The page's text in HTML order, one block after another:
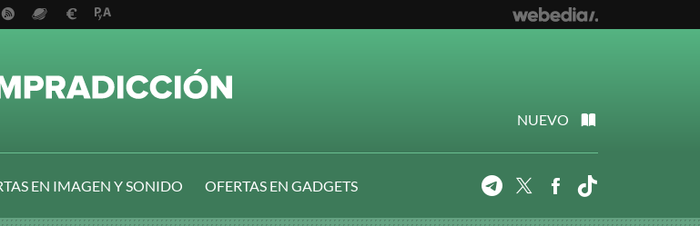
NUEVO
EN IMAGEN Y SONIDO
OFERTAS EN GADGETS
TelegramTwitterFacebook